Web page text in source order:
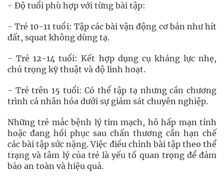
- Độ tuổi phù hợp với từng bài tập:
- Trẻ 10-11 tuổi: Tập các bài vận động cơ bản như hít
đất, squat không dùng tạ.
- Trẻ 12-14 tuổi: Kết hợp dụng cụ kháng lực nhẹ,
chú trọng kỹ thuật và độ linh hoạt.
- Trẻ trên 15 tuổi: Có thể tập tạ nhưng cần chương
trình cá nhân hóa dưới sự giám sát chuyên nghiệp.
Những trẻ mắc bệnh lý tim mạch, hô hấp mạn tính
hoặc đang hồi phục sau chấn thương cần hạn chế
các bài tập sức nặng. Việc điều chỉnh bài tập theo thể
trạng và tâm lý của trẻ là yếu tố quan trọng để đảm
bảo an toàn và hiệu quả.